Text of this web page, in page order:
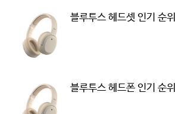
블루투스 헤드셋 인기 순
블루투스 헤드폰 인기 순